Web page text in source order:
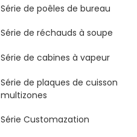
Série de poêles de bureau
Série de réchauds à soupe
Série de cabines à vapeur
Série de plaques de cuisson
multizones
Série Customazation